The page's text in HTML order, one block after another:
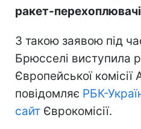
ракет-
З такою заявою під
Брюсселі виступила
Європейської комісії
повідомляє РБК-
сайт Єврокомісії.